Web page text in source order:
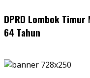
DPRD Lombok Timur
64 Tahun